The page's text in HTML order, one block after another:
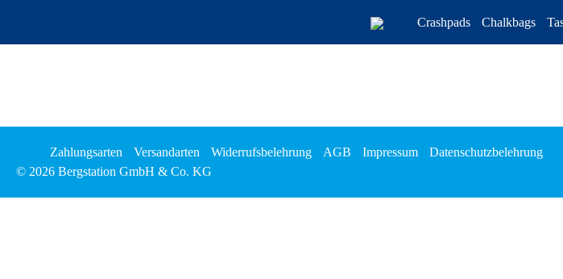
Crashpads Chalkbags
Zahlungsarten Versandarten Widerrufsbelehrung AGB Impressum
Datenschutzbelehrung
© 2026 Bergstation GmbH & Co. KG